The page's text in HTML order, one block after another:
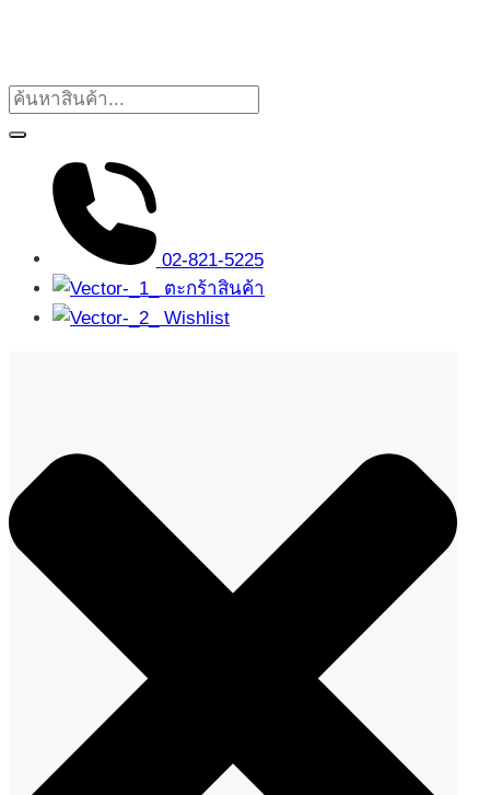
02-821-5225
ตะกร้าสินค้า
Wishlist